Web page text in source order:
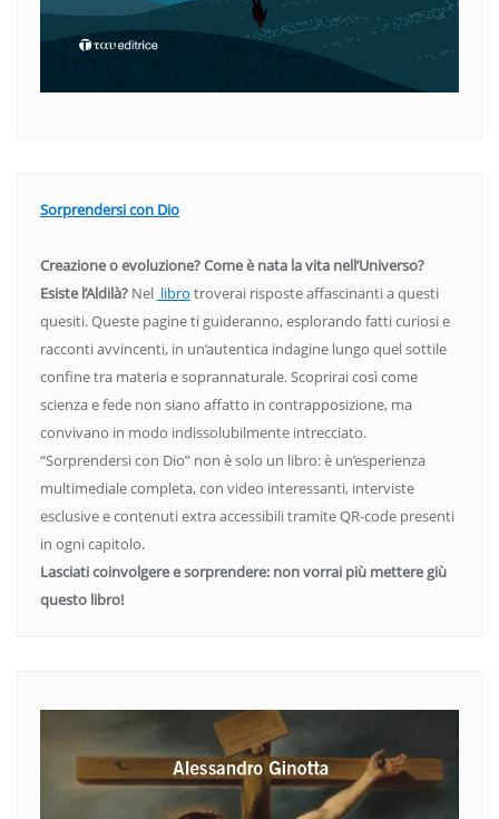
Sorprendersi con Dio
Creazione o evoluzione? Come è nata la vita nell’Universo?
Esiste l’Aldilà? Nel libro troverai risposte affascinanti a questi
quesiti. Queste pagine ti guideranno, esplorando fatti curiosi e
racconti avvincenti, in un’autentica indagine lungo quel sottile
confine tra materia e soprannaturale. Scoprirai così come
scienza e fede non siano affatto in contrapposizione, ma
convivano in modo indissolubilmente intrecciato.
“Sorprendersi con Dio” non è solo un libro: è un’esperienza
multimediale completa, con video interessanti, interviste
esclusive e contenuti extra accessibili tramite QR-code presenti
in ogni capitolo.
Lasciati coinvolgere e sorprendere: non vorrai più mettere giù
questo libro!